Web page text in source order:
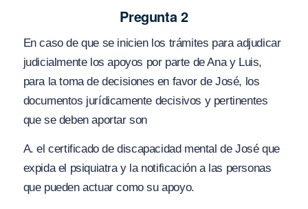
Pregunta 2
En caso de que se inicien los trámites para adjudicar
judicialmente los apoyos por parte de Ana y Luis,
para la toma de decisiones en favor de José, los
documentos jurídicamente decisivos y pertinentes
que se deben aportar son
A. el certificado de discapacidad mental de José que
expida el psiquiatra y la notificación a las personas
que pueden actuar como su apoyo.